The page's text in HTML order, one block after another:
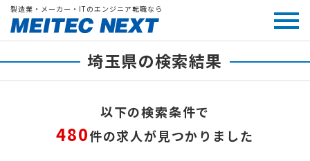
製造業・メーカー・ITのエンジニア転職なら
埼玉県の検索結果
以下の検索条件で
480件の求人が見つかりました